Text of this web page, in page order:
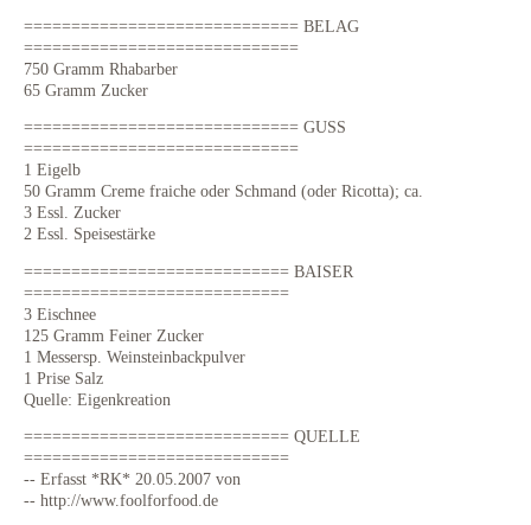
============================= BELAG
=============================
750 Gramm Rhabarber
65 Gramm Zucker
============================= GUSS
=============================
1 Eigelb
50 Gramm Creme fraiche oder Schmand (oder Ricotta); ca.
3 Essl. Zucker
2 Essl. Speisestärke
============================ BAISER
============================
3 Eischnee
125 Gramm Feiner Zucker
1 Messersp. Weinsteinbackpulver
1 Prise Salz
Quelle: Eigenkreation
============================ QUELLE
============================
-- Erfasst *RK* 20.05.2007 von
-- http://www.foolforfood.de